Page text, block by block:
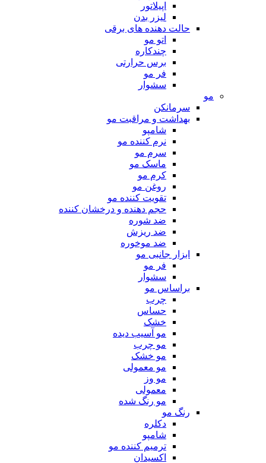
اپیلاتور
لیزر بدن
حالت دهنده های برقی
اتو مو
چندکاره
برس حرارتی
فر مو
سشوار
مو
سرمانکن
بهداشت و مراقبت مو
شامپو
نرم کننده مو
سرم مو
ماسک مو
کرم مو
روغن مو
تقویت کننده مو
حجم دهنده و درخشان کننده
ضد شوره
ضد ریزش
ضد موخوره
ابزار جانبی مو
فر مو
سشوار
براساس مو
چرب
حساس
خشک
مو آسیب دیده
مو چرب
مو خشک
مو معمولی
مو وز
معمولی
مو رنگ شده
رنگ مو
دکلره
شامپو
ترمیم کننده مو
اکسیدان